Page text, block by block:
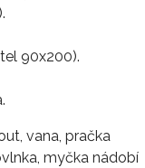
90x200).
vana, pračka
myčka nádobí